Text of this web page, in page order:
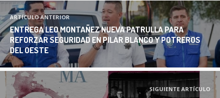
ARTÍCULO ANTERIOR
ENTREGA LEO MONTAÑEZ NUEVA PATRULLA PARA
REFORZAR SEGURIDAD EN PILAR BLANCO Y POTREROS
DEL OESTE
SIGUIENTE ARTÍCULO